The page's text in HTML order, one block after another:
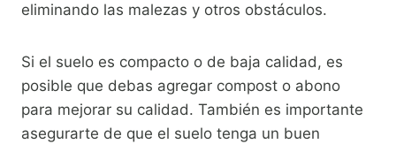
eliminando las malezas y otros obstáculos.
Si el suelo es compacto o de baja calidad, es
posible que debas agregar compost o abono
para mejorar su calidad. También es importante
asegurarte de que el suelo tenga un buen